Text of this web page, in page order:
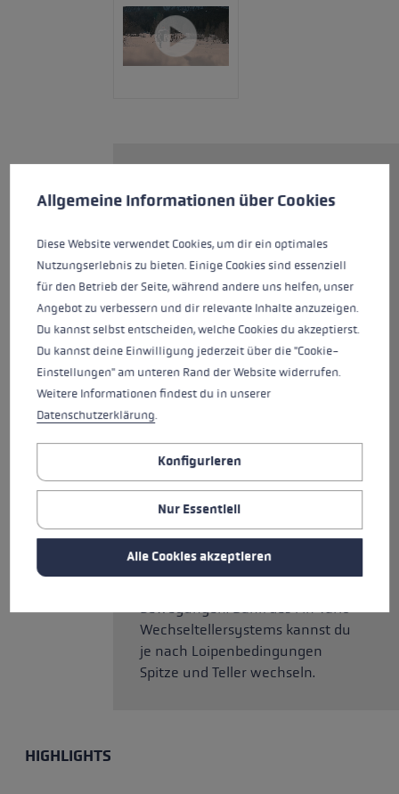
Trainingsstock aus Carbon. Er
Nordic Shark, eine zu 100 % nur
für die nordischen Disziplinen
entwickeltes Griff-Schlaufen-
System. Der Nordic Shark
garantiert dir die beste
Verbindung zwischen Hand und
Stock und dadurch exakte
Führung, Kontrolle und
Kraftübertragung. Mithilfe des
Sekundenschnelle ganz einfach
einklicken und mithilfe des
Quick Release Buttons noch
zuvor. Die angepasste Speed
Shape sorgt für präzise Führung
Bewegungen. Dank des Fin Vario
Wechseltellersystems kannst du
je nach Loipenbedingungen
Spitze und Teller wechseln.
HIGHLIGHTS
Cookie-Voreinstellungen
Allgemeine Informationen über Cookies
Diese Website verwendet Cookies, um dir ein optimales
Nutzungserlebnis zu bieten. Einige Cookies sind essenziell
für den Betrieb der Seite, während andere uns helfen, unser
Angebot zu verbessern und dir relevante Inhalte anzuzeigen.
Du kannst selbst entscheiden, welche Cookies du akzeptierst.
Du kannst deine Einwilligung jederzeit über die "Cookie-
Einstellungen" am unteren Rand der Website widerrufen.
Weitere Informationen findest du in unserer
Datenschutzerklärung.
Konfigurieren
Nur Essentiell
Alle Cookies akzeptieren